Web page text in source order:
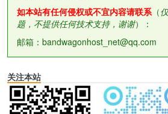
如本站有任何侵权或不宜内容请联系 （
题，不提供任何技术支持，谢谢）：
邮箱：bandwagonhost_net@qq.com
关注本站